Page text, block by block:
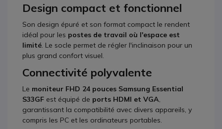
Design compact et fonctionnel
Son design épuré et son format compact le rendent
idéal pour les postes de travail où l'espace est
limité . Le socle permet de régler l'inclinaison pour un
plus grand confort visuel.
Connectivité polyvalente
Le moniteur FHD 24 pouces Samsung Essential
S33GF est équipé de ports HDMI et VGA
garantissant la compatibilité avec divers appareils, y
compris les PC et les ordinateurs portables.